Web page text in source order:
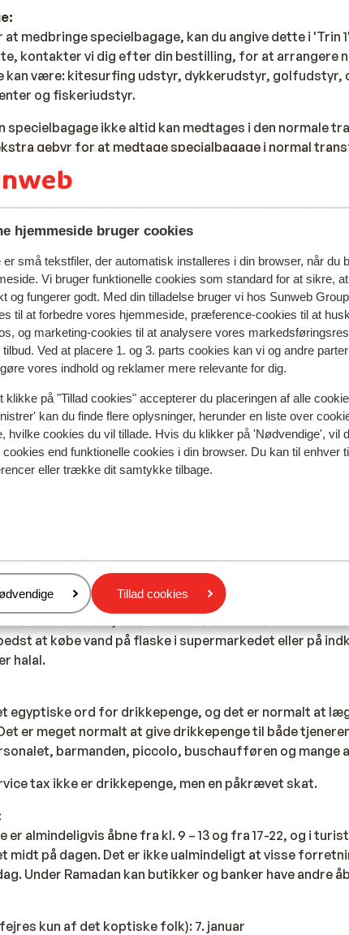
hjemmeside bruger cookies
er små tekstfiler, der automatisk installeres i din browser, når du
Vi bruger funktionelle cookies som standard for at sikre,
og fungerer godt. Med din tilladelse bruger vi hos Sunweb
til at forbedre vores hjemmeside, præference-cookies til at
og marketing-cookies til at analysere vores
Ved at placere 1. og 3. parts cookies kan vi og andre
vores indhold og reklamer mere relevante for dig.
klikke på "Tillad cookies" accepterer du placeringen af alle
kan du finde flere oplysninger, herunder en liste over
hvilke cookies du vil tillade. Hvis du klikker på 'Nødvendige', vil
cookies end funktionelle cookies i din browser. Du kan til enhver
eller trække dit samtykke tilbage.
Tillad cookies
at medbringe specielbagage, kan du angive dette i 'Trin
kontakter vi dig efter din bestilling, for at arrangere
kan være: kitesurfing udstyr, dykkerudstyr,
og fiskeriudstyr.
specielbagage ikke altid kan medtages i den normale
gebyr for at medtage specialbagage i normal
transfer, uden ekstra omkostninger. I visse
Omkostninger forbundet ved dette, er for egen
i din online booking, vil vi efterfølgende gennemgå
, at en drone er strengt forbudt at medbringe i
i lufthavnen.
man 220 volt som i Danmark, stikhullerne er dog ofte
være nødvenligt med en adapter.
om pas, visum eller andre praktiske oplysninger i
ivores FAQ her.
kombinerer flere forskellige køkkener. Både
påvirkninger kan findes i de egyptiske retter. I
af kikærter, der serveres i pitabrød. Det er lækkert
Linsesuppe er også regelmæssigt på menuen.
en sød tand. De drikker sød te og kaffe. Efter
ofte en sisha (vandpibe).
restauranter serverer ofte primært buffetretter
er ikke som det, du er vant til i Danmark. Det
at købe vand på flaske i supermarkedet eller på
halal.
egyptiske ord for drikkepenge, og det er normalt at
er meget normalt at give drikkepenge til både
barmanden, piccolo, buschaufføren og mange
tax ikke er drikkepenge, men en påkrævet skat.
er almindeligvis åbne fra kl. 9 – 13 og fra 17-22, og i
midt på dagen. Det er ikke ualmindeligt at visse
Under Ramadan kan butikker og banker have andre
kun af det koptiske folk): 7. januar